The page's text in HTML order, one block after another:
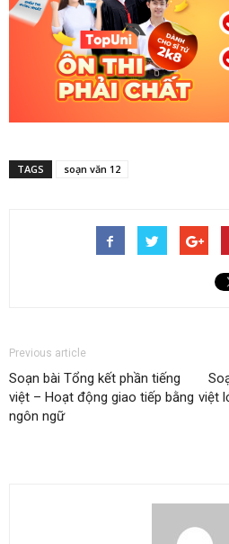
TAGS soạn văn 12
Previous article
Soạn bài Tổng kết phần tiếng
việt – Hoạt động giao tiếp bằng
ngôn ngữ
việt